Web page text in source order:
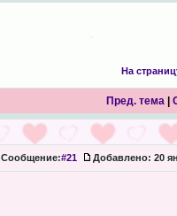
На
Пред. тема|
Сообщение:#21 Добавлено: 20